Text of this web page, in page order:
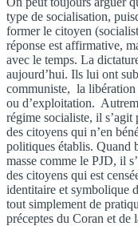
type de socialisation,
former le citoyen
réponse est affirmative,
avec le temps. La
aujourd’hui. Ils lui ont
communiste, la libération
ou d’exploitation.
régime socialiste, il
des citoyens qui n’en
politiques établis. Quand
masse comme le PJD, il
des citoyens qui est
identitaire et symbolique
tout simplement de
préceptes du Coran et de